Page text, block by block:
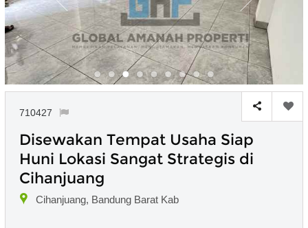
710427
Disewakan Tempat Usaha Siap
Huni Lokasi Sangat Strategis di
Cihanjuang
Cihanjuang, Bandung Barat Kab